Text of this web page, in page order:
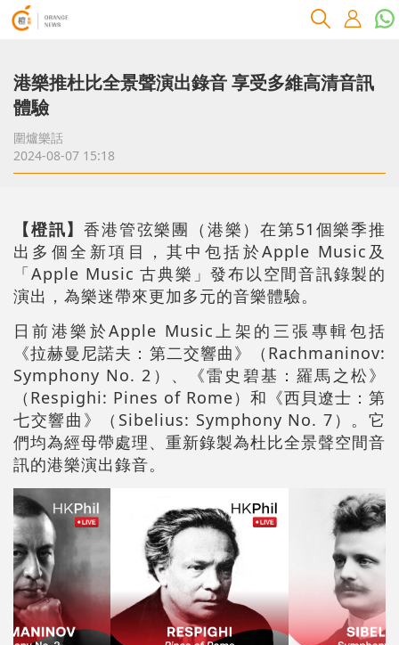
港樂推杜比全景聲演出錄音 享受多維高清音訊
體驗
圍爐樂話
2024-08-07 15:18
【橙訊】香港管弦樂團（港樂）在第51個樂季推
出多個全新項目，其中包括於Apple Music及
「Apple Music 古典樂」發布以空間音訊錄製的
演出，為樂迷帶來更加多元的音樂體驗。
日前港樂於Apple Music上架的三張專輯包括
《拉赫曼尼諾夫：第二交響曲》（Rachmaninov:
Symphony No. 2）、《雷史碧基：羅馬之松》
（Respighi: Pines of Rome）和《西貝遼士：第
七交響曲》（Sibelius: Symphony No. 7）。它
們均為經母帶處理、重新錄製為杜比全景聲空間音
訊的港樂演出錄音。